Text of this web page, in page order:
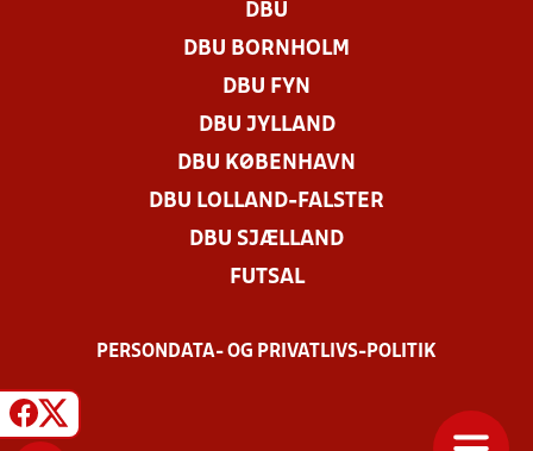
DBU
DBU BORNHOLM
DBU FYN
DBU JYLLAND
DBU KØBENHAVN
DBU LOLLAND-FALSTER
DBU SJÆLLAND
FUTSAL
PERSONDATA- OG PRIVATLIVS-POLITIK